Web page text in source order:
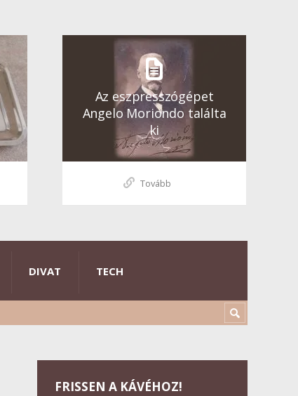
Az eszpresszógépet
Angelo Moriondo találta
ki
Tovább
DIVAT TECH
FRISSEN A KÁVÉHOZ!